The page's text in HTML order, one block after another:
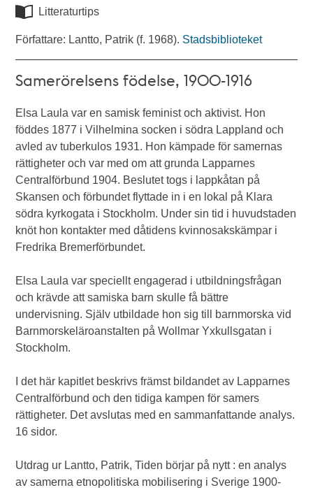
Litteraturtips
Författare: Lantto, Patrik (f. 1968). Stadsbiblioteket
Samerörelsens födelse, 1900-1916
Elsa Laula var en samisk feminist och aktivist. Hon
föddes 1877 i Vilhelmina socken i södra Lappland och
avled av tuberkulos 1931. Hon kämpade för samernas
rättigheter och var med om att grunda Lapparnes
Centralförbund 1904. Beslutet togs i lappkåtan på
Skansen och förbundet flyttade in i en lokal på Klara
södra kyrkogata i Stockholm. Under sin tid i huvudstaden
knöt hon kontakter med dåtidens kvinnosakskämpar i
Fredrika Bremerförbundet.
Elsa Laula var speciellt engagerad i utbildningsfrågan
och krävde att samiska barn skulle få bättre
undervisning. Själv utbildade hon sig till barnmorska vid
Barnmorskeläroanstalten på Wollmar Yxkullsgatan i
Stockholm.
I det här kapitlet beskrivs främst bildandet av Lapparnes
Centralförbund och den tidiga kampen för samers
rättigheter. Det avslutas med en sammanfattande analys.
16 sidor.
Utdrag ur Lantto, Patrik, Tiden börjar på nytt : en analys
av samerna etnopolitiska mobilisering i Sverige 1900-